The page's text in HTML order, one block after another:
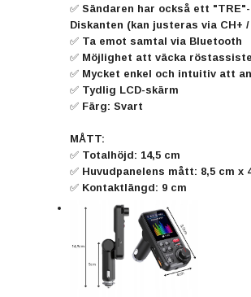
✅ Sändaren har också ett
Diskanten (kan justeras via CH+ /
✅ Ta emot samtal via Bluetooth
✅ Möjlighet att väcka
✅ Mycket enkel och intuitiv att
✅ Tydlig LCD-skärm
✅ Färg: Svart
MÅTT:
✅ Totalhöjd: 14,5 cm
✅ Huvudpanelens mått: 8,5 cm x
✅ Kontaktlängd: 9 cm